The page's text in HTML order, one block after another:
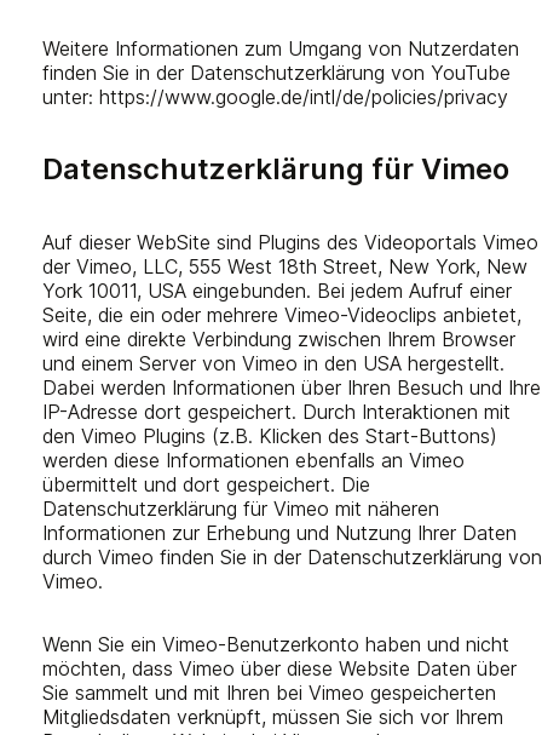
Weitere Informationen zum Umgang von Nutzerdaten
finden Sie in der Datenschutzerklärung von YouTube
unter: https://www.google.de/intl/de/policies/privacy
Datenschutzerklärung für Vimeo
Auf dieser WebSite sind Plugins des Videoportals Vimeo
der Vimeo, LLC, 555 West 18th Street, New York, New
York 10011, USA eingebunden. Bei jedem Aufruf einer
Seite, die ein oder mehrere Vimeo-Videoclips anbietet,
wird eine direkte Verbindung zwischen Ihrem Browser
und einem Server von Vimeo in den USA hergestellt.
Dabei werden Informationen über Ihren Besuch und Ihre
IP-Adresse dort gespeichert. Durch Interaktionen mit
den Vimeo Plugins (z.B. Klicken des Start-Buttons)
werden diese Informationen ebenfalls an Vimeo
übermittelt und dort gespeichert. Die
Datenschutzerklärung für Vimeo mit näheren
Informationen zur Erhebung und Nutzung Ihrer Daten
durch Vimeo finden Sie in der Datenschutzerklärung von
Vimeo.
Wenn Sie ein Vimeo-Benutzerkonto haben und nicht
möchten, dass Vimeo über diese Website Daten über
Sie sammelt und mit Ihren bei Vimeo gespeicherten
Mitgliedsdaten verknüpft, müssen Sie sich vor Ihrem